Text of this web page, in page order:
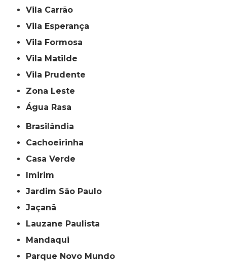
Vila Carrão
Vila Esperança
Vila Formosa
Vila Matilde
Vila Prudente
Zona Leste
Água Rasa
Brasilândia
Cachoeirinha
Casa Verde
Imirim
Jardim São Paulo
Jaçanã
Lauzane Paulista
Mandaqui
Parque Novo Mundo